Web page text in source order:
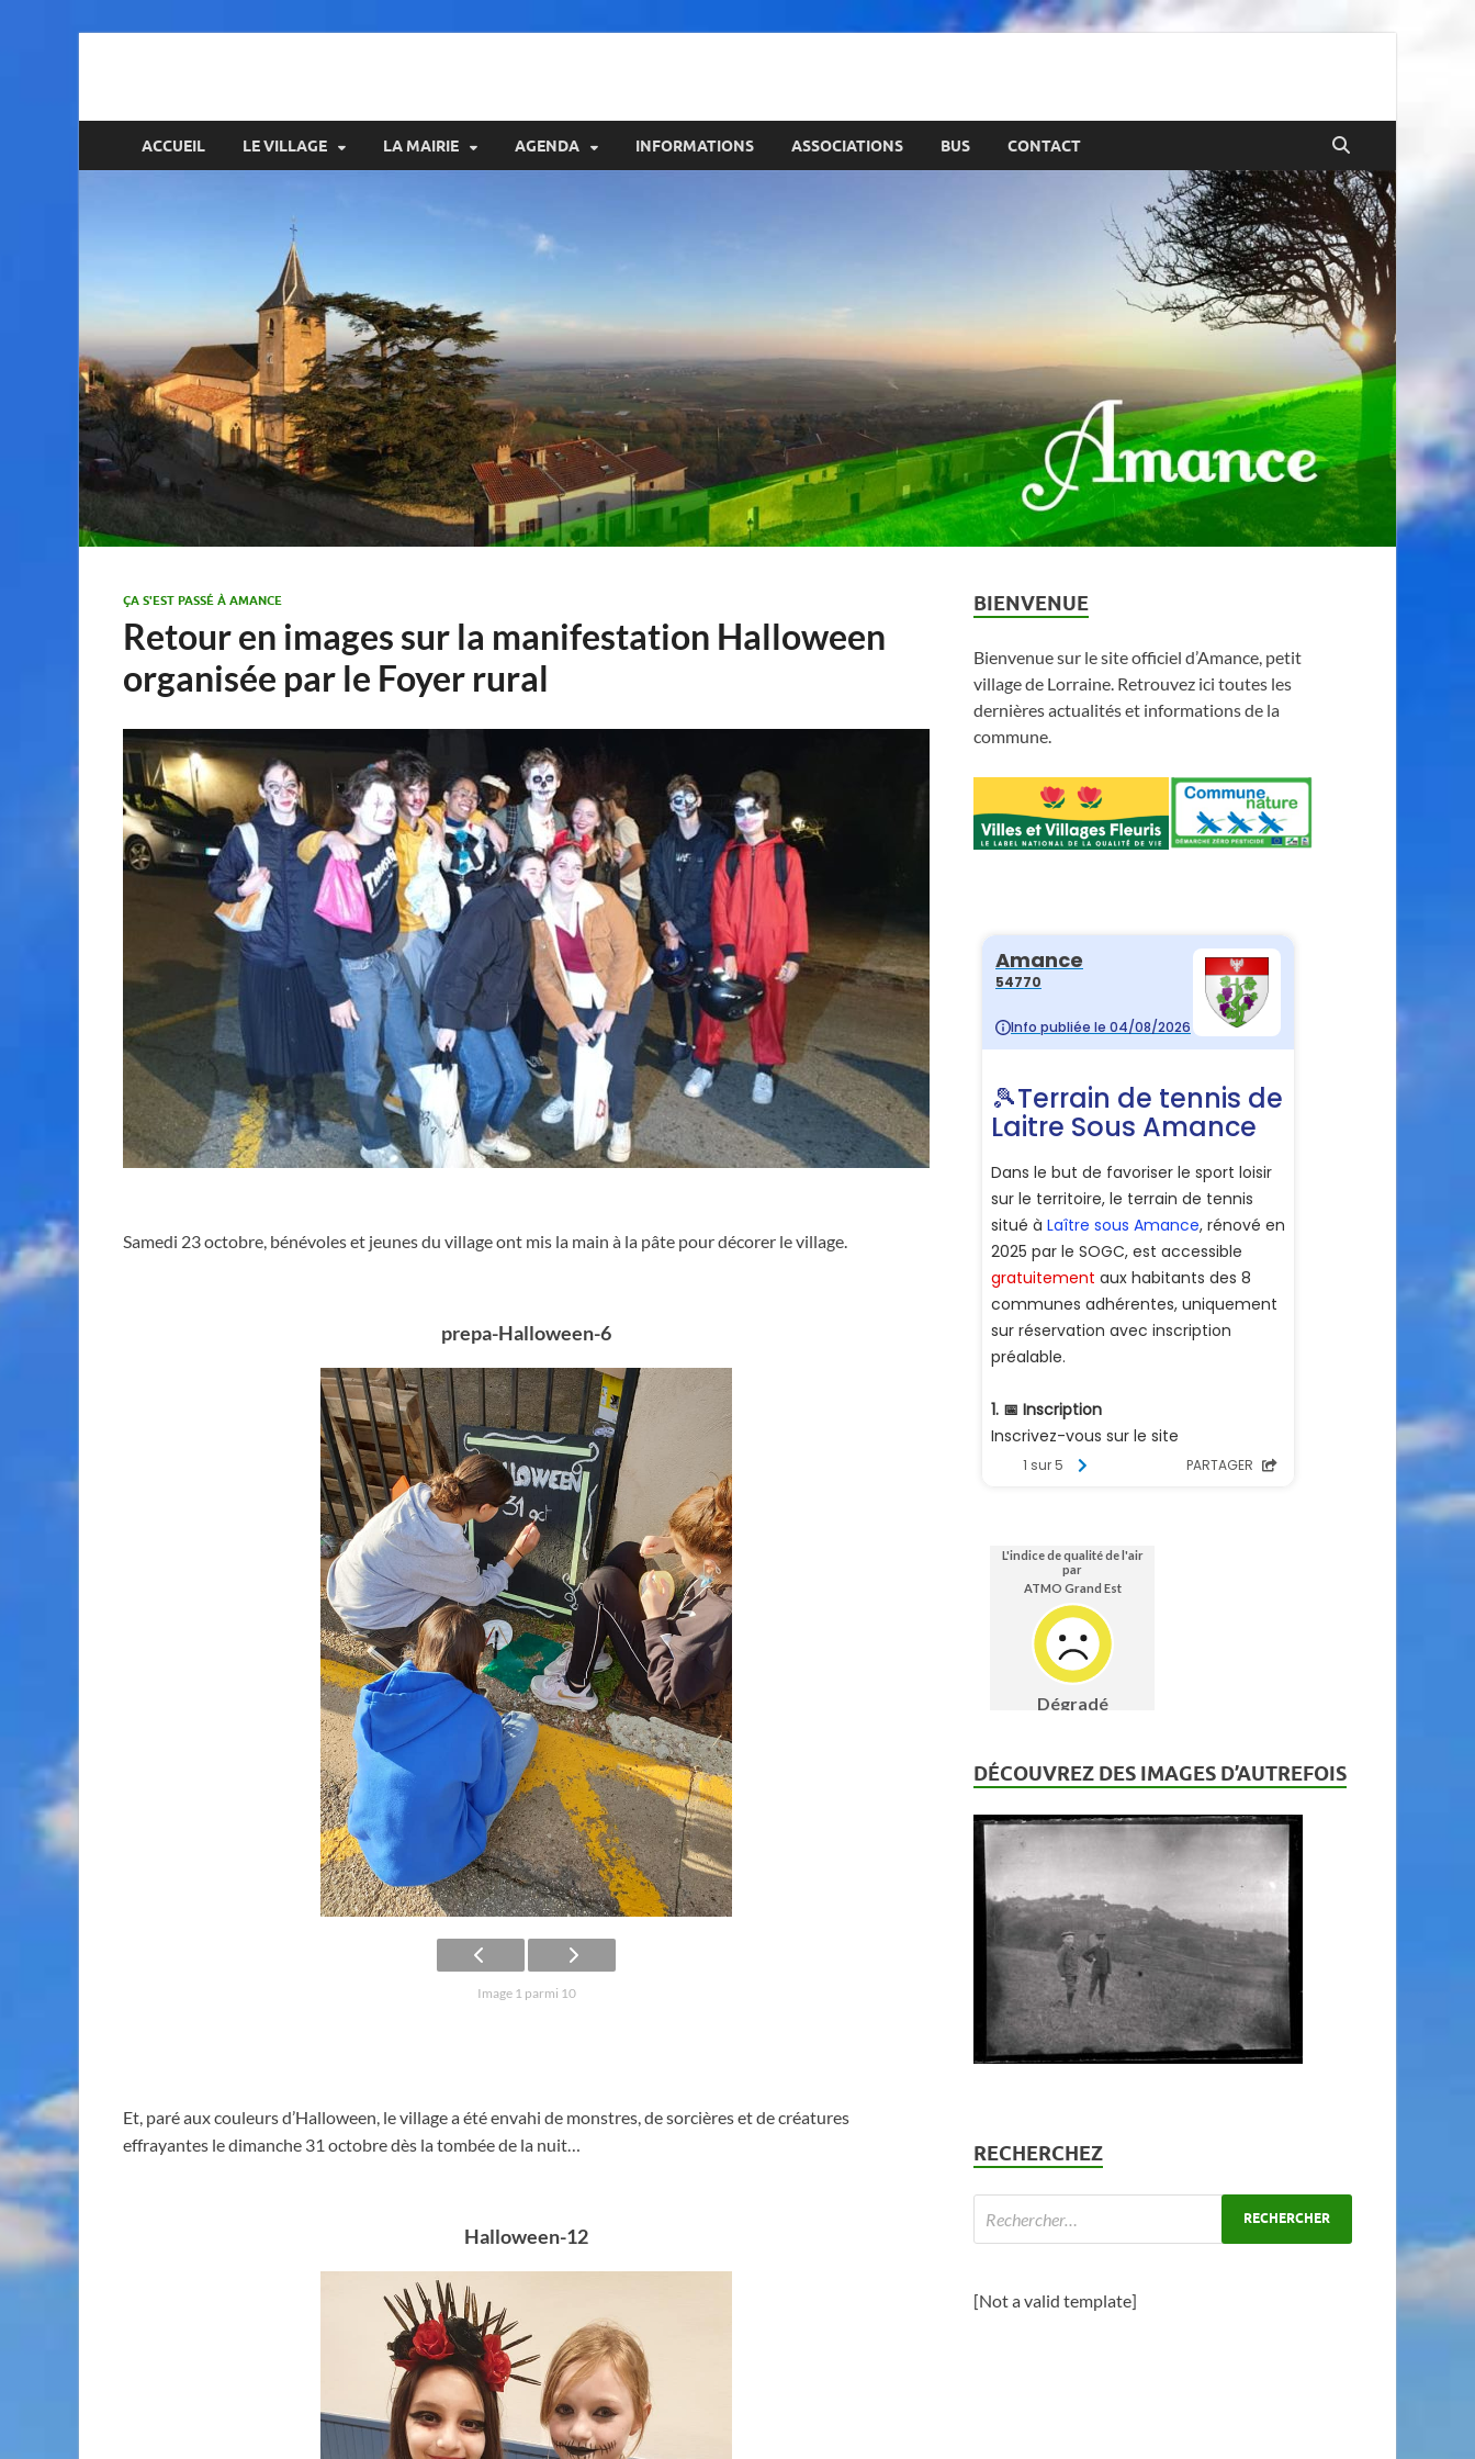
Amance
ACCUEIL LE VILLAGE LA MAIRIE AGENDA INFORMATIONS ASSOCIATIONS BUS CONTACT
ÇA S'EST PASSÉ À AMANCE
Retour en images sur la manifestation Halloween
organisée par le Foyer rural
Samedi 23 octobre, bénévoles et jeunes du village ont mis la main à la pâte pour décorer le village.
prepa-Halloween-6
Image 1 parmi 10
Et, paré aux couleurs d’Halloween, le village a été envahi de monstres, de sorcières et de créatures
effrayantes le dimanche 31 octobre dès la tombée de la nuit…
Halloween-12
BIENVENUE
Bienvenue sur le site officiel d’Amance, petit
village de Lorraine. Retrouvez ici toutes les
dernières actualités et informations de la
commune.
DÉCOUVREZ DES IMAGES D’AUTREFOIS
RECHERCHEZ
[Not a valid template]